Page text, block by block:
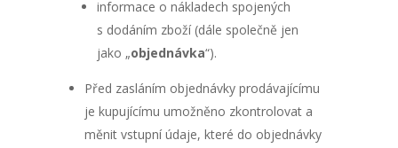
informace o nákladech spojených
s dodáním zboží (dále společně jen
jako „objednávka“).
Před zasláním objednávky prodávajícímu
je kupujícímu umožněno zkontrolovat a
měnit vstupní údaje, které do objednávky